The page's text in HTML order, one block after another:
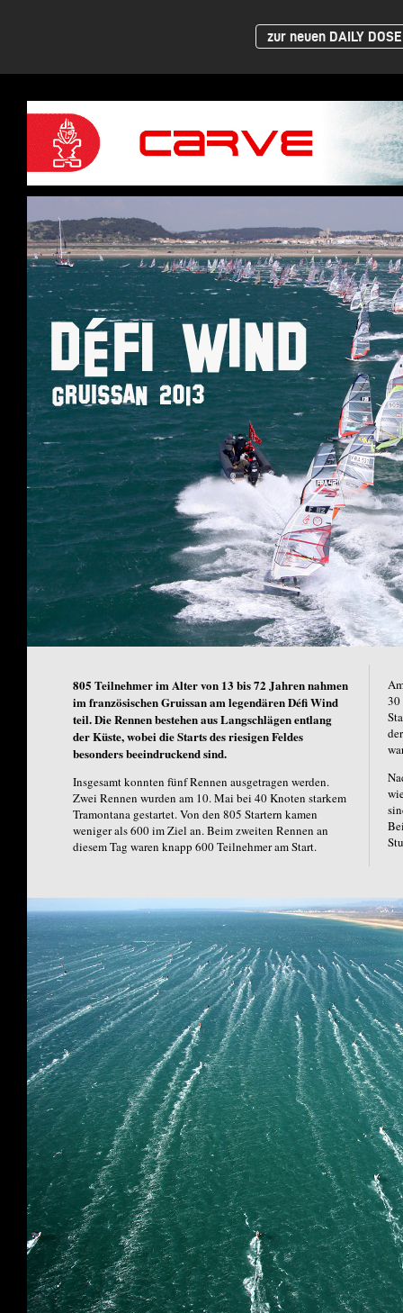
zur neuen DAILY
805 Teilnehmer im Alter von 13 bis 72 Jahren nahmen
im französischen Gruissan am legendären Défi Wind
teil. Die Rennen bestehen aus Langschlägen entlang
der Küste, wobei die Starts des riesigen Feldes
besonders beeindruckend sind.
Insgesamt konnten fünf Rennen ausgetragen werden.
Zwei Rennen wurden am 10. Mai bei 40 Knoten starkem
Tramontana gestartet. Von den 805 Startern kamen
weniger als 600 im Ziel an. Beim zweiten Rennen an
diesem Tag waren knapp 600 Teilnehmer am Start.
30